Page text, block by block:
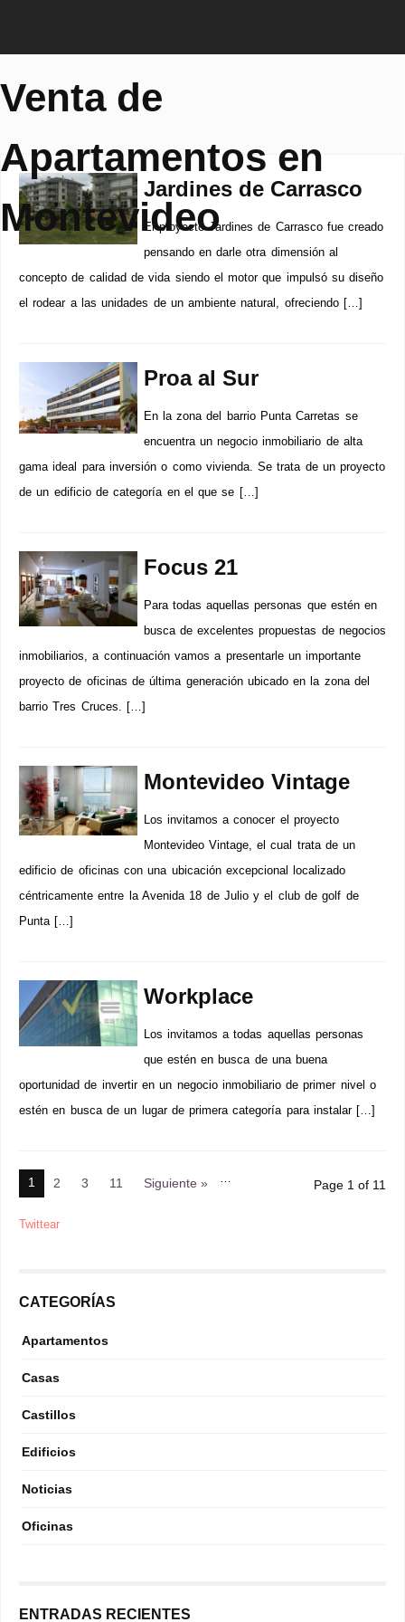
Venta de
Apartamentos en
Montevideo
Jardines de Carrasco
El proyecto Jardines de Carrasco fue creado
pensando en darle otra dimensión al
concepto de calidad de vida siendo el motor que impulsó su diseño
el rodear a las unidades de un ambiente natural, ofreciendo […]
Proa al Sur
En la zona del barrio Punta Carretas se
encuentra un negocio inmobiliario de alta
gama ideal para inversión o como vivienda. Se trata de un proyecto
de un edificio de categoría en el que se […]
Focus 21
Para todas aquellas personas que estén en
busca de excelentes propuestas de negocios
inmobiliarios, a continuación vamos a presentarle un importante
proyecto de oficinas de última generación ubicado en la zona del
barrio Tres Cruces. […]
Montevideo Vintage
Los invitamos a conocer el proyecto
Montevideo Vintage, el cual trata de un
edificio de oficinas con una ubicación excepcional localizado
céntricamente entre la Avenida 18 de Julio y el club de golf de
Punta […]
Workplace
Los invitamos a todas aquellas personas
que estén en busca de una buena
oportunidad de invertir en un negocio inmobiliario de primer nivel o
estén en busca de un lugar de primera categoría para instalar […]
1 2 3 …
11 Siguiente » Page 1 of 11
Twittear
CATEGORÍAS
Apartamentos
Casas
Castillos
Edificios
Noticias
Oficinas
ENTRADAS RECIENTES